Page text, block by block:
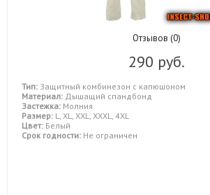
Отзывов (0)
290 руб.
Тип: Защитный комбинезон с капюшоном
Материал: Дышащий спандбонд
Застежка: Молния
Размер: L, XL, XXL, XXXL, 4XL
Цвет: Белый
Срок годности: Не ограничен